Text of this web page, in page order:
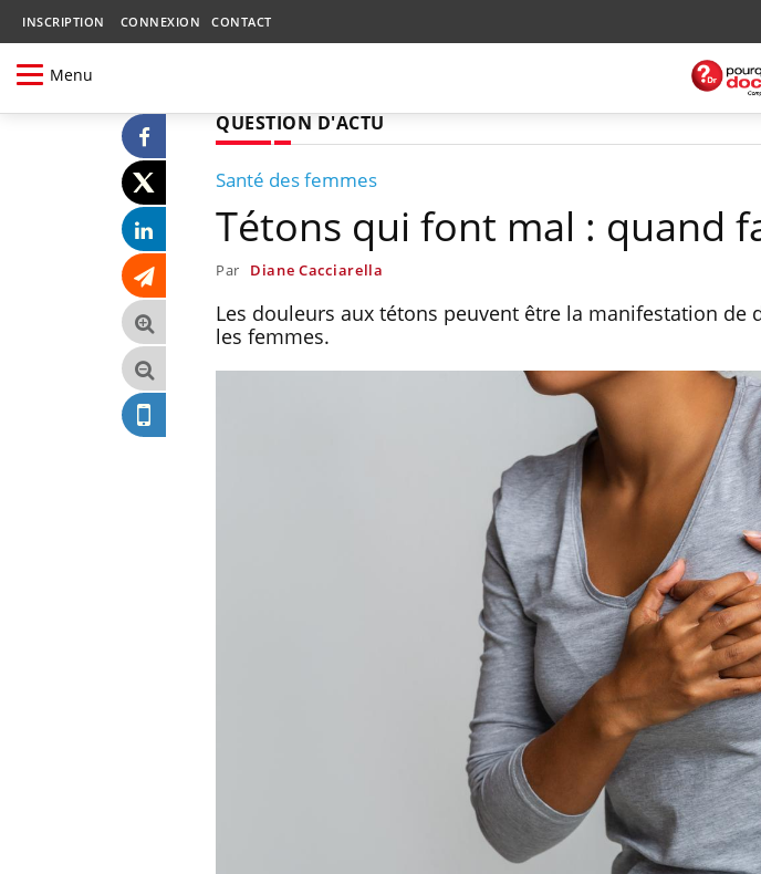
INSCRIPTION CONNEXION CONTACT
Menu
QUESTION D'ACTU
Santé des femmes
Tétons qui font mal : quand
Par Diane Cacciarella
Les douleurs aux tétons peuvent être la manifestation de
les femmes.
Chikungunya,
West Nile : que se
t-il dans le sud de la
France ?
Les médicaments
protègent-ils aussi
?
Cytomégalovirus : ce
change dans la prise
charge des femmes
enceintes